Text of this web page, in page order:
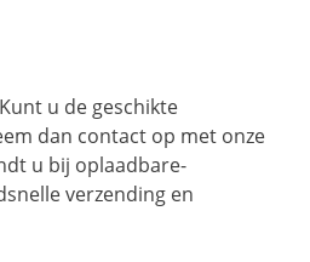
u de geschikte
dan contact op met onze
u bij oplaadbare-
verzending en